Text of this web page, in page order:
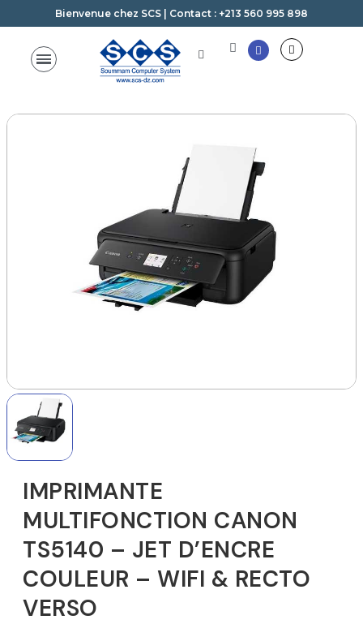
Bienvenue chez SCS | Contact : +213 560 995 898
IMPRIMANTE
MULTIFONCTION CANON
TS5140 – JET D’ENCRE
COULEUR – WIFI & RECTO
VERSO